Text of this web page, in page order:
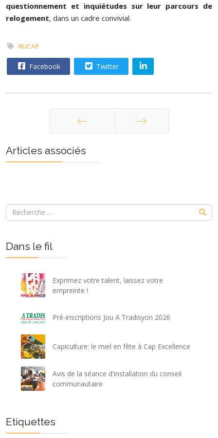
questionnement et inquiétudes sur leur parcours de
relogement, dans un cadre convivial.
RUCAP
Facebook Twitter
Précédent
Articles associés
Dans le fil
Exprimez votre talent, laissez votre
empreinte !
Pré-inscriptions Jou A Tradisyon 2026
Capiculture: le miel en fête à Cap Excellence
Avis de la séance d'installation du conseil
communautaire
Etiquettes